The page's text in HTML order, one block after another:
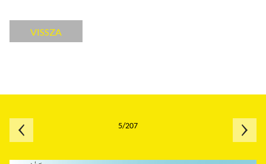
VISSZA
5/207